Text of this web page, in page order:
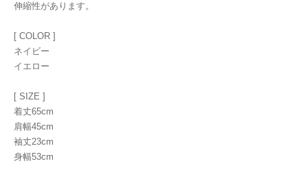
伸縮性があります。
[ COLOR ]
ネイビー
イエロー
[ SIZE ]
着丈65cm
肩幅45cm
袖丈23cm
身幅53cm